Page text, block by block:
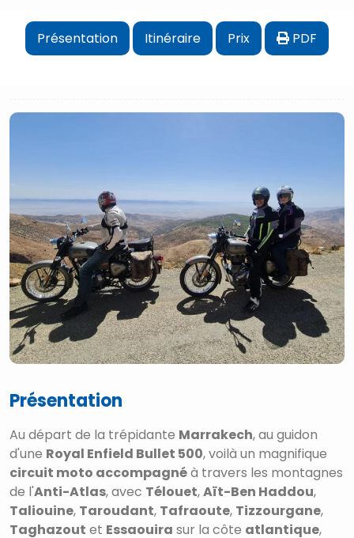
Présentation Itinéraire Prix PDF
Présentation
Au départ de la trépidante Marrakech, au guidon
d'une Royal Enfield Bullet 500, voilà un magnifique
circuit moto accompagnéà travers les montagnes
de l'Anti-Atlas, avec Télouet,Aït-Ben Haddou,
Taliouine, Taroudant, Tafraoute, Tizzourgane,
Taghazout et Essaouira sur la côte atlantique,